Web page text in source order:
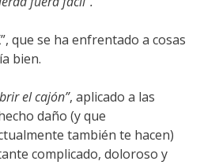
que se ha enfrentado a cosas
bien.
el cajón”, aplicado a las
daño (y que
también te hacen)
complicado, doloroso y